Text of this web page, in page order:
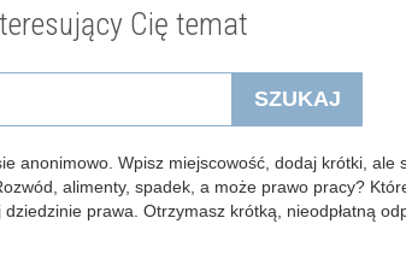
Cię temat
SZUKAJ
anonimowo. Wpisz miejscowość, dodaj krótki, ale
alimenty, spadek, a może prawo pracy?
prawa. Otrzymasz krótką, nieodpłatną